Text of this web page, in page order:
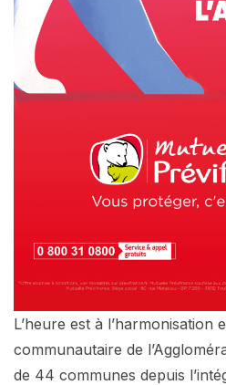
L’heure est à l’harmonisation
communautaire de
de 44 communes depuis